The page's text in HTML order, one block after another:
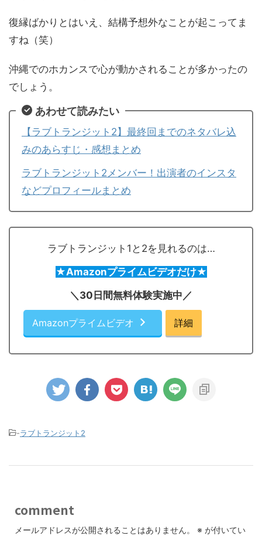
復縁ばかりとはいえ、結構予想外なことが起こってま
すね（笑）
沖縄でのホカンスで心が動かされることが多かったの
でしょう。
あわせて読みたい
【ラブトランジット2】最終回までのネタバレ込
みのあらすじ・感想まとめ
ラブトランジット2メンバー！出演者のインスタ
などプロフィールまとめ
ラブトランジット1と2を見れるのは…
★Amazonプライムビデオだけ★
＼30日間無料体験実施中／
Amazonプライムビデオ 詳細
-ラブトランジット2
comment
メールアドレスが公開されることはありません。 ※ が付いてい